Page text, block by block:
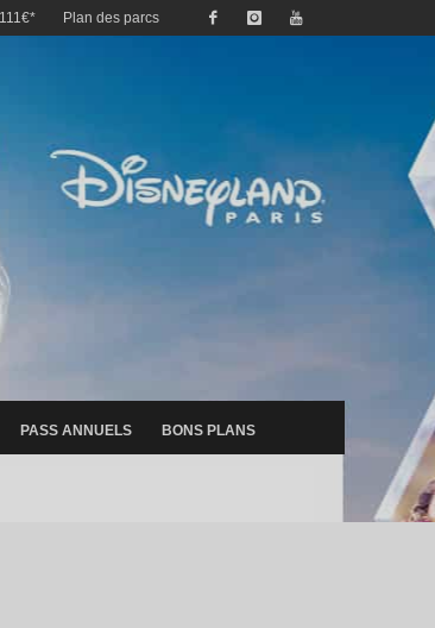
Plan des parcs
PASS ANNUELS BONS PLANS